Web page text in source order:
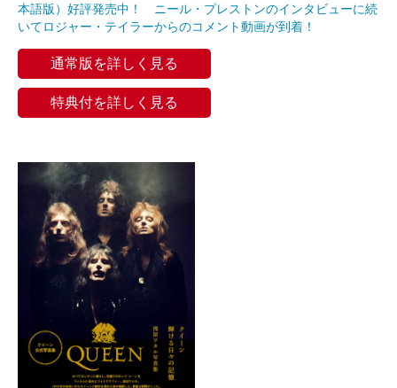
本語版）好評発売中！ ニール・プレストンのインタビューに続
いてロジャー・テイラーからのコメント動画が到着！
通常版を詳しく見る
特典付を詳しく見る